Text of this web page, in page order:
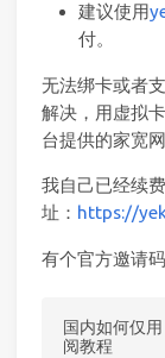
建议使用
付。
无法绑卡或者
解决，用虚拟
台提供的家宽
我自己已经续
址： https://
有个官方邀请码
国内如何仅
阅教程